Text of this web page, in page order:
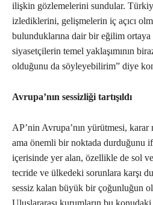
ilişkin gözlemelerini sundular.
izlediklerini, gelişmelerin iç açıcı
bulunduklarına dair bir eğilim
siyasetçilerin temel yaklaşımının
olduğunu da söyleyebilirim” diye
Avrupa’nın sessizliği tartışıldı
AP’nin Avrupa’nın yürütmesi, karar
ama önemli bir noktada durduğunu
içerisinde yer alan, özellikle de sol
tecride ve ülkedeki sorunlara karşı
sessiz kalan büyük bir çoğunluğun